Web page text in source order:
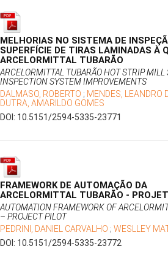
MELHORIAS NO SISTEMA DE
SUPERFÍCIE DE TIRAS LAMINADAS À
ARCELORMITTAL TUBARÃO
ARCELORMITTAL TUBARÃO HOT STRIP MILL
INSPECTION SYSTEM IMPROVEMENTS
DALMASO, ROBERTO ; MENDES, LEANDRO
DUTRA, AMARILDO GOMES
DOI: 10.5151/2594-5335-23771
FRAMEWORK DE AUTOMAÇÃO DA
ARCELORMITTAL TUBARÃO -
AUTOMATION FRAMEWORK OF
– PROJECT PILOT
PEDRINI, DANIEL CARVALHO ; WESLLEY
DOI: 10.5151/2594-5335-23772